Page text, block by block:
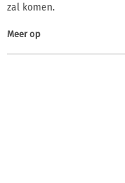
zal komen.
Meer op